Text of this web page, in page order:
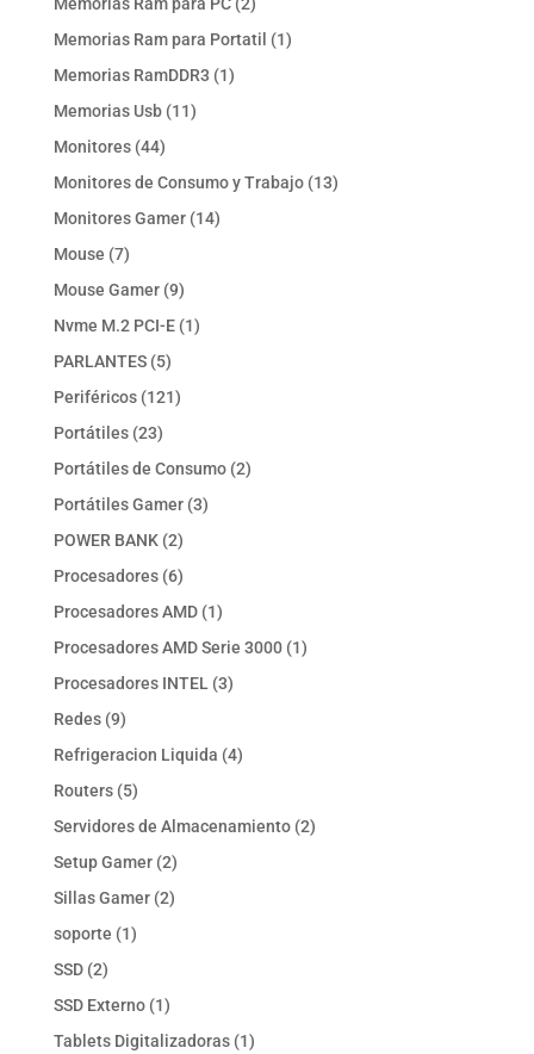
productos
Memorias Ram para Portatil 11
Memorias RamDDR3 11
Memorias Usb 1111
Monitores 4444
productos
Monitores de Consumo y Trabajo 1313
Monitores Gamer 1414
Mouse 77
productos
Mouse Gamer 99
productos
Nvme M.2 PCI-E 11
PARLANTES 55
productos
Periféricos 121121
Portátiles 2323
productos
Portátiles de Consumo 22
Portátiles Gamer 33
POWER BANK 22
productos
Procesadores 66
productos
Procesadores AMD 11
producto
Procesadores AMD Serie 3000 11
Procesadores INTEL 33
Redes 99
productos
Refrigeracion Liquida 44
Routers 55
productos
Servidores de Almacenamiento 22
Setup Gamer 22
productos
Sillas Gamer 22
soporte 11
SSD 22
productos
SSD Externo 11
producto
Tablets Digitalizadoras 11